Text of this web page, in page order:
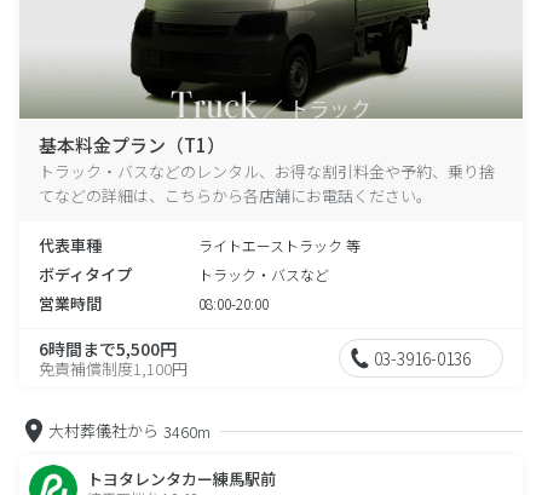
基本料金プラン（T1）
トラック・バスなどのレンタル、お得な割引料金や予約、乗り捨
てなどの詳細は、こちらから各店舗にお電話ください。
代表車種 ライトエーストラック 等
ボディタイプ トラック・バスなど
営業時間 08:00-20:00
6時間まで5,500円
免責補償制度1,100円 03-3916-0136
大村葬儀社から 3460m
トヨタレンタカー練馬駅前